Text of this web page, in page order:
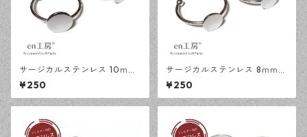
サージカルステンレス 10ｍｍ
平皿 オープンリング台 シルバ
ー 2個 アレルギー対応 アクセ
サリーパーツ ハンドメイド資
¥250
サージカルステンレス 8ｍｍ
平皿 オープンリング台 シルバ
ー 2個 アレルギー対応 アクセ
サリーパーツ ハンドメイド資
¥250